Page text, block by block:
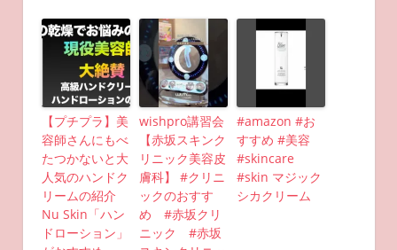
【プチプラ】美
容師さんにもべ
たつかないと大
人気のハンドク
リームの紹介
Nu Skin「ハン
ドローション」
wishpro講習会
【赤坂スキンク
リニック美容皮
膚科】 #クリニ
ックのおすす
め #赤坂クリ
ニック #赤坂
#amazon #お
すすめ #美容
#skincare
#skin マジック
シカクリーム